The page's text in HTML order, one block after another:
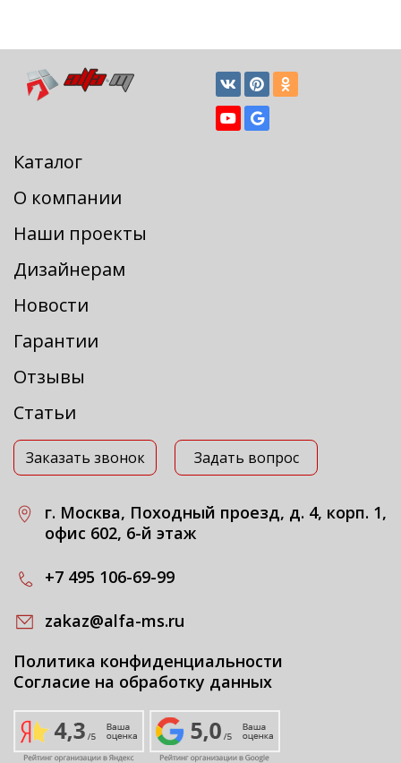
Каталог
О компании
Наши проекты
Дизайнерам
Новости
Гарантии
Отзывы
Статьи
Заказать звонок Задать вопрос
г. Москва, Походный проезд, д. 4, корп. 1,
офис 602, 6-й этаж
+7 495 106-69-99
zakaz@alfa-ms.ru
Политика конфиденциальности
Согласие на обработку данных